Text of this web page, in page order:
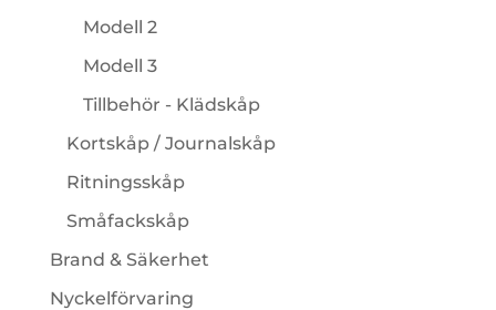
Modell 2
Modell 3
Tillbehör - Klädskåp
Kortskåp / Journalskåp
Ritningsskåp
Småfackskåp
Brand & Säkerhet
Nyckelförvaring